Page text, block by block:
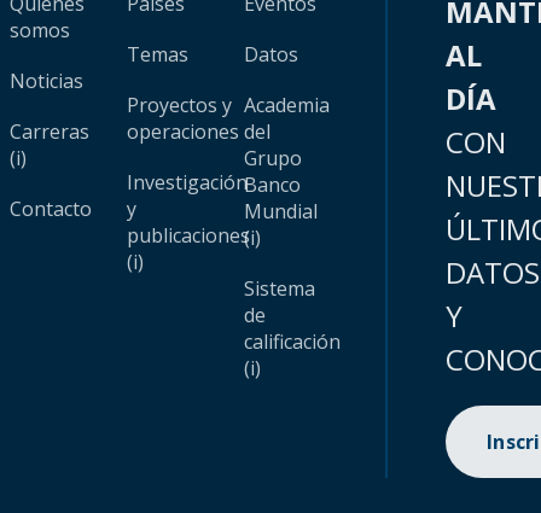
somos
Noticias
Carreras
(i)
Contacto
Temas
Proyectos y
operaciones
Investigación
y
publicaciones
(i)
Datos
Academia
del
Grupo
Banco
Mundial
(i)
Sistema
de
calificación
(i)
AL
DÍA
CON
DATOS
Y